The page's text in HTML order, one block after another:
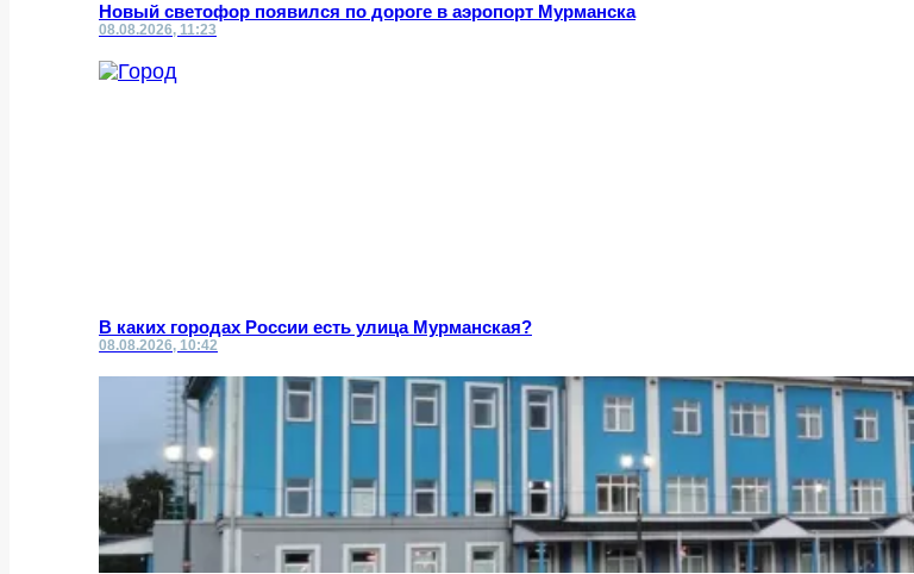
Новый светофор появился по дороге в аэропорт Мурманска
08.08.2026, 11:23
В каких городах России есть улица Мурманская?
08.08.2026, 10:42